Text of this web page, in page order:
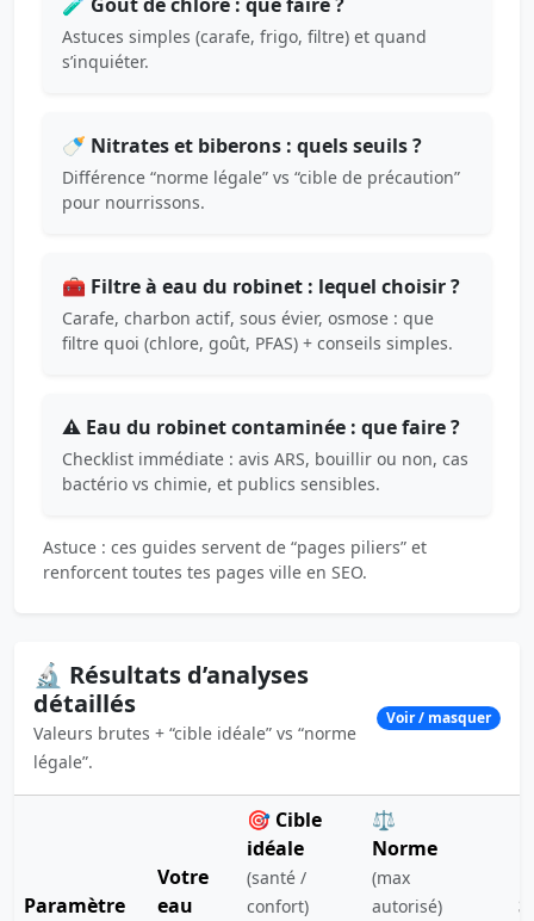
Astuces simples (carafe, frigo, filtre) et quand
s’inquiéter.
🍼 Nitrates et biberons : quels seuils ?
Différence “norme légale” vs “cible de précaution”
pour nourrissons.
🧰 Filtre à eau du robinet : lequel choisir ?
Carafe, charbon actif, sous évier, osmose : que
filtre quoi (chlore, goût, PFAS) + conseils simples.
⚠️ Eau du robinet contaminée : que faire ?
Checklist immédiate : avis ARS, bouillir ou non, cas
bactério vs chimie, et publics sensibles.
Astuce : ces guides servent de “pages piliers” et
renforcent toutes tes pages ville en SEO.
🔬 Résultats d’analyses
détaillés
Valeurs brutes + “cible idéale” vs “norme
légale”.
Voir / masquer
Paramètre
Votre
eau
🎯 Cible
idéale
(santé /
confort)
⚖️
Norme
(max
autorisé)